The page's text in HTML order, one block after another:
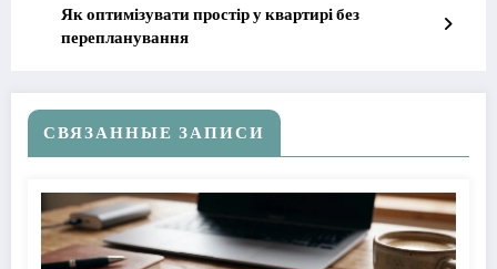
Як оптимізувати простір у квартирі без
перепланування
СВЯЗАННЫЕ ЗАПИСИ